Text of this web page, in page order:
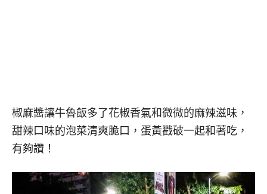
椒麻醬讓牛魯飯多了花椒香氣和微微的麻辣滋味，
甜辣口味的泡菜清爽脆口，蛋黃戳破一起和著吃，
有夠讚！